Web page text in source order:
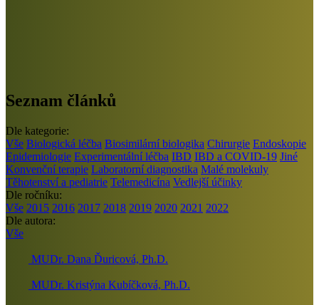
Seznam článků
Dle kategorie:
Vše Biologická léčba Biosimilární biologika Chirurgie Endoskopie
Epidemiologie Experimentální léčba IBD IBD a COVID-19 Jiné
Konvenční terapie Laboratorní diagnostika Malé molekuly
Těhotenství a pediatrie Telemedicína Vedlejší účinky
Dle ročníku:
Vše 2015 2016 2017 2018 2019 2020 2021 2022
Dle autora:
Vše
MUDr. Dana Ďuricová, Ph.D.
MUDr. Kristýna Kubíčková, Ph.D.